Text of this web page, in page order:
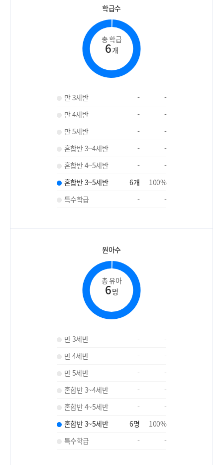
학급수
총 학급
6개
만 3세반 -
-
만 4세반
-
-
만 5세반
-
-
혼합반 3~4세반
-
-
혼합반 4~5세반
-
-
혼합반 3~5세반
6개 100%
특수학급
- -
원아수
총 유아
6명
만 3세반 -
-
만 4세반
-
-
만 5세반
-
-
혼합반 3~4세반
-
-
혼합반 4~5세반
-
-
혼합반 3~5세반
6명 100%
특수학급
- -